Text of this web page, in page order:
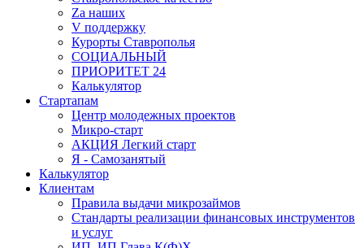
Za наших
V поддержку
Курорты Ставрополья
СОЦИАЛЬНЫЙ
ПРИОРИТЕТ 24
Калькулятор
Стартапам
Центр молодежных проектов
Микро-старт
АКЦИЯ Легкий старт
Я - Самозанятый
Калькулятор
Клиентам
Правила выдачи микрозаймов
Стандарты реализации финансовых инструментов
и услуг